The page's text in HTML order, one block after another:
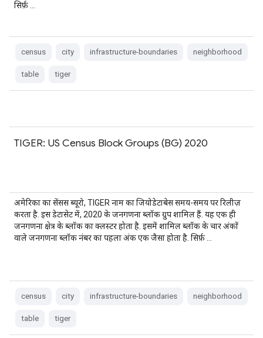
सिर्फ़ …
census city infrastructure-boundaries neighborhood
table tiger
TIGER: US Census Block Groups (BG) 2020
अमेरिका का सेंसस ब्यूरो, TIGER नाम का जियोडेटाबेस समय-समय पर रिलीज़
करता है. इस डेटासेट में, 2020 के जनगणना ब्लॉक ग्रुप शामिल हैं. यह एक ही
जनगणना क्षेत्र के ब्लॉक का क्लस्टर होता है. इसमें शामिल ब्लॉक के चार अंकों
वाले जनगणना ब्लॉक नंबर का पहला अंक एक जैसा होता है. सिर्फ़ …
census city infrastructure-boundaries neighborhood
table tiger